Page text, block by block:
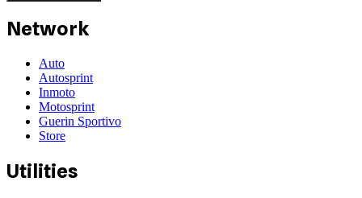
Network
Auto
Autosprint
Inmoto
Motosprint
Guerin Sportivo
Store
Utilities